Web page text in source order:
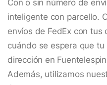
Con o sin número de
inteligente con parcello.
envíos de FedEx con
cuándo se espera que
dirección en
Además, utilizamos